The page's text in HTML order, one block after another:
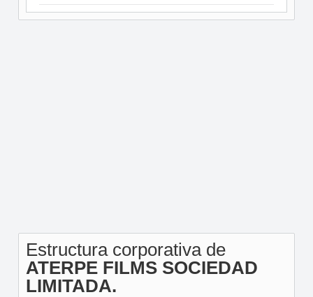
Estructura corporativa de
ATERPE FILMS SOCIEDAD
LIMITADA.